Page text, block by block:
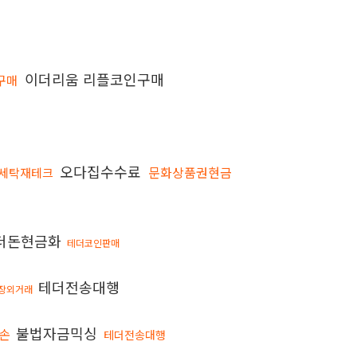
매 이더리움 리플코인구매
탁재테크 오다집수수료 문화상품권현금
돈현금화 테더코인판매
외거래 테더전송대행
불법자금믹싱 테더전송대행